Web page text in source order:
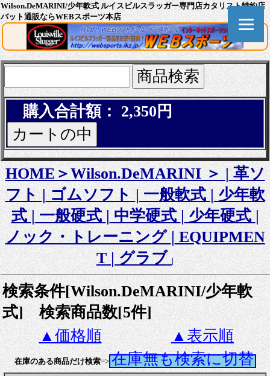
Wilson.DeMARINI/少年軟式 ルイスビルスラッガー専門店カタリスト特約店
バット通販ならWEBスポーツ本店
購入合計額： 2,350円
HOME＞Wilson.DeMARINI ＞|革ソ
フト | ゴムソフト|一般軟式|少年軟
式|一般硬式|中学硬式|少年硬式|
ノック・トレーニング|EQUIPMEN
T|グラブ |
検索条件[Wilson.DeMARINI/少年軟
式] 検索商品数[5件]
▲価格順
▲表示順
在庫のある商品だけ検索=> 在庫無も検索に切替